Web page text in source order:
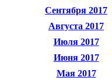
Сентября 2017
Августа 2017
Июля 2017
Июня 2017
Мая 2017